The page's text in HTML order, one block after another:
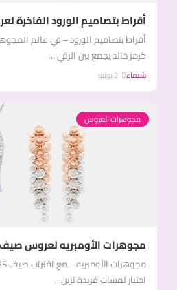
أقراط بتصاميم الورود الفاخرة
أقراط بتصاميم الورود – في عالم
كرمز خالد يجمع بين الرقي،...
شيماء
مجوهرات العروس
مجوهرات الأومبريه لعروس صيف
اختيار لمسات فريدة تزين...